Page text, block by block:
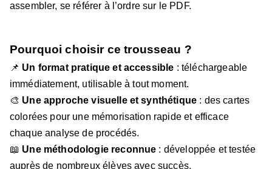
assembler, se référer à l’ordre sur le PDF.
Pourquoi choisir ce trousseau ?
📌 Un format pratique et accessible : téléchargeable
immédiatement, utilisable à tout moment.
🎨 Une approche visuelle et synthétique : des cartes
colorées pour une mémorisation rapide et efficace
chaque analyse de procédés.
📖 Une méthodologie reconnue : développée et testée
auprès de nombreux élèves avec succès.